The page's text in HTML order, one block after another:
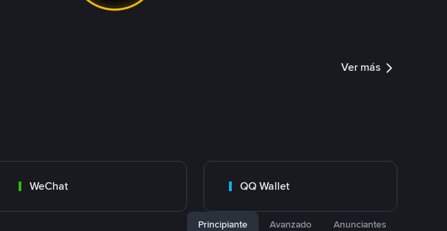
Ver más
WeChat QQ Wallet
Principiante Avanzado Anunciantes